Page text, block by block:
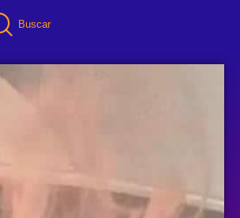
Buscar